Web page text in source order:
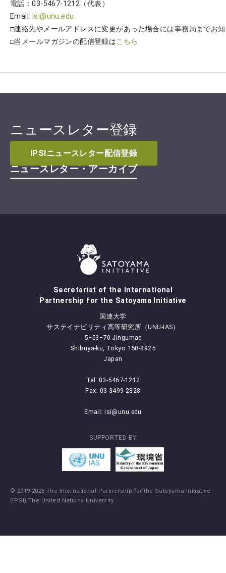
電話：03-5467-1212（代表）
Email: isi@unu.edu
□連絡先やメールアドレスに変更があった場合には事務局までお
□当メールマガジンの配信登録はこちら
ニュースレター登録
IPSIニュースレター配信登録
ニュースレター・アーカイブ
Secretariat of the International
Partnership for the Satoyama Initiative
国連大学
サステイナビリティ高等研究所（UNU-IAS）
5‒53‒70 Jingumae
Shibuya-ku, Tokyo 150-8925
Japan
Tel: 03-5467-1212
Fax: 03-3499-2828
Email:isi@unu.edu
SUPPORTED BY
© 2019-2026 The International Partnership for the Satoyama Initiative
(IPSI) The United Nations University